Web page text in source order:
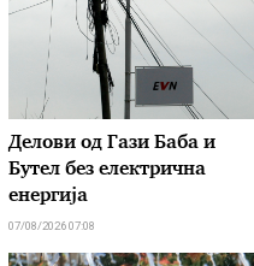
Делови од Гази Баба и
Бутел без електрична
енергија
07/08/2026 07:08